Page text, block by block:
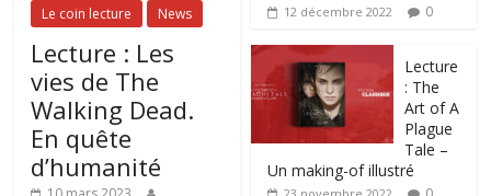
Le coin lecture News
Lecture : Les
vies de The
Walking Dead.
En quête
d’humanité
12 décembre 2022 0
Lecture
: The
Art of A
Plague
Tale –
Un making-of illustré